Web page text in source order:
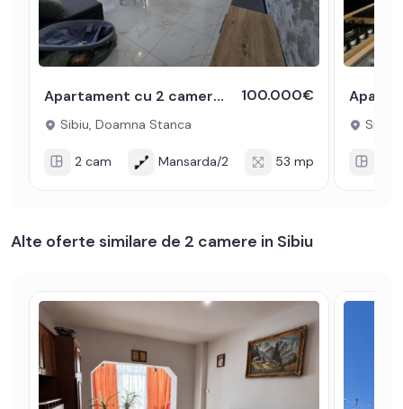
Apartament cu 2 camere decomandat 53 utili mobilat Doamna Stanca Sibiu 100.000€
Sibiu, Doamna Stanca
2 cam Mansarda/2 53 mp
Sibiu,
Alte oferte similare de 2 camere in Sibiu